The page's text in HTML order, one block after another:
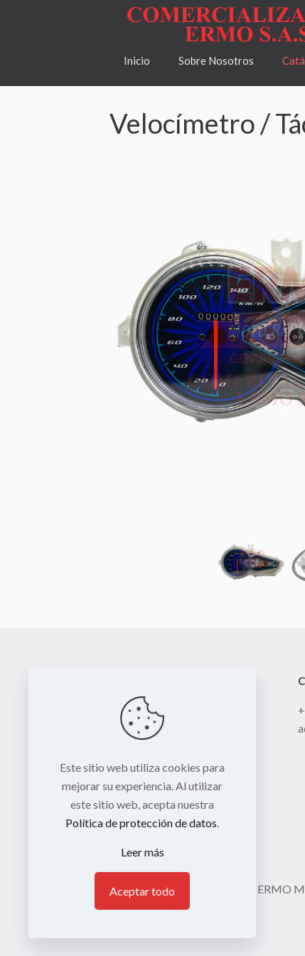
Inicio Sobre Nosotros
Velocímetro /
© 2026 ERMO
Este sitio web utiliza cookies para
mejorar su experiencia. Al utilizar
este sitio web, acepta nuestra
Política de protección de datos.
Leer más
Aceptar todo